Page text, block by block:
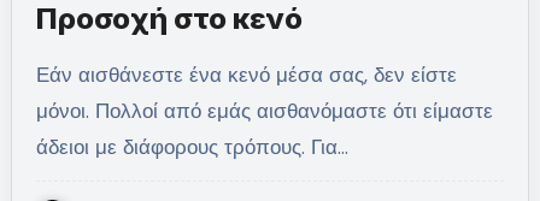
Προσοχή στο κενό
Εάν αισθάνεστε ένα κενό μέσα σας, δεν είστε
μόνοι. Πολλοί από εμάς αισθανόμαστε ότι είμαστε
άδειοι με διάφορους τρόπους. Για…